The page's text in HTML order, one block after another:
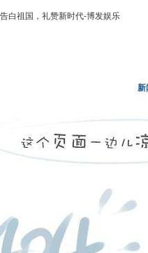
告白祖国，礼赞新时代-博发娱乐
新